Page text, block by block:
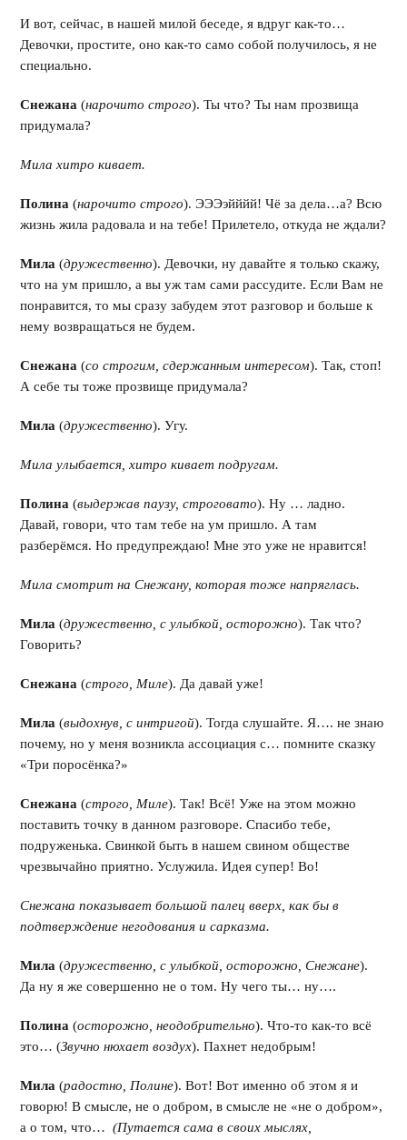
И вот, сейчас, в нашей милой беседе, я вдруг как-то…
Девочки, простите, оно как-то само собой получилось, я не
специально.
Снежана (нарочито строго). Ты что? Ты нам прозвища
придумала?
Мила хитро кивает.
Полина(нарочито строго). ЭЭЭэйййй! Чё за дела…а? Всю
жизнь жила радовала и на тебе! Прилетело, откуда не ждали?
Мила (дружественно). Девочки, ну давайте я только скажу,
что на ум пришло, а вы уж там сами рассудите. Если Вам не
понравится, то мы сразу забудем этот разговор и больше к
нему возвращаться не будем.
Снежана (со строгим, сдержанным интересом). Так, стоп!
А себе ты тоже прозвище придумала?
Мила (дружественно). Угу.
Мила улыбается, хитро кивает подругам.
Полина(выдержав паузу, строговато). Ну … ладно.
Давай, говори, что там тебе на ум пришло. А там
разберёмся. Но предупреждаю! Мне это уже не нравится!
Мила смотрит на Снежану, которая тоже напряглась.
Мила (дружественно, с улыбкой, осторожно). Так что?
Говорить?
Снежана (строго, Миле). Да давай уже!
Мила(выдохнув, с интригой). Тогда слушайте. Я…. не знаю
почему, но у меня возникла ассоциация с… помните сказку
«Три поросёнка?»
Снежана (строго, Миле). Так! Всё! Уже на этом можно
поставить точку в данном разговоре. Спасибо тебе,
подруженька. Свинкой быть в нашем свином обществе
чрезвычайно приятно. Услужила. Идея супер! Во!
Снежана показывает большой палец вверх, как бы в
подтверждение негодования и сарказма.
Мила (дружественно, с улыбкой, осторожно, Снежане).
Да ну я же совершенно не о том. Ну чего ты… ну….
Полина(осторожно, неодобрительно). Что-то как-то всё
это… (Звучно нюхает воздух). Пахнет недобрым!
Мила (радостно, Полине). Вот! Вот именно об этом я и
говорю! В смысле, не о добром, в смысле не «не о добром»,
а о том, что… (Путается сама в своих мыслях,